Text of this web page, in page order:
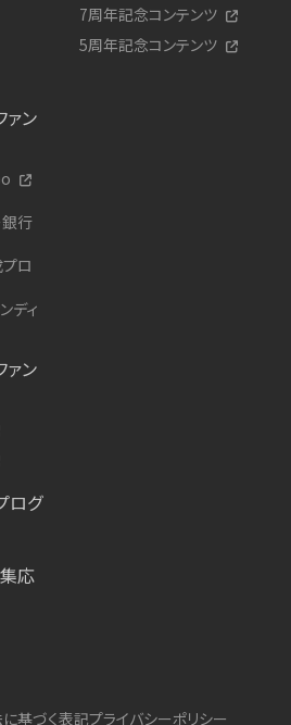
7周年記念コンテンツ
5周年記念コンテンツ
ァン
行
ロ
ディ
ァン
ログ
応
基づく表記プライバシーポリシー